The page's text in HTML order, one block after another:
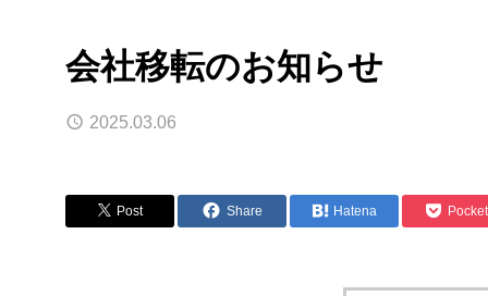
会社移転のお知らせ
2025.03.06
Post Share Hatena Pocket